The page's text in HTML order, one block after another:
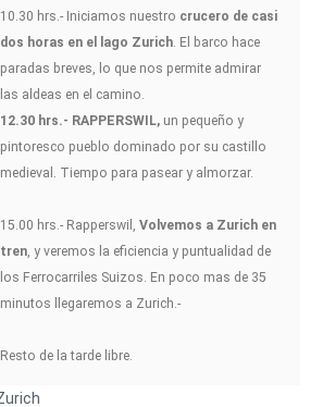
10.30 hrs.- Iniciamos nuestro crucero de casi
dos horas en el lago Zurich. El barco hace
paradas breves, lo que nos permite admirar
las aldeas en el camino.
12.30 hrs.- RAPPERSWIL, un pequeño y
pintoresco pueblo dominado por su castillo
medieval. Tiempo para pasear y almorzar.
15.00 hrs.- Rapperswil, Volvemos a Zurich en
tren, y veremos la eficiencia y puntualidad de
los Ferrocarriles Suizos. En poco mas de 35
minutos llegaremos a Zurich.-
Resto de la tarde libre.